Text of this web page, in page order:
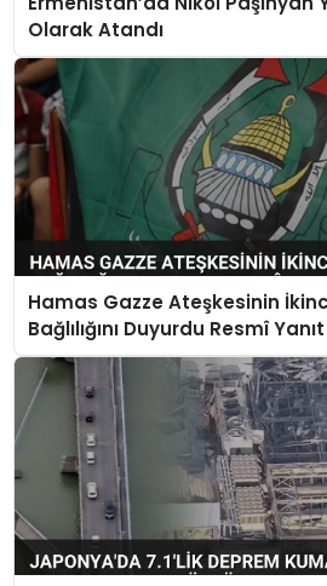
Olarak Atandı
Hamas Gazze Ateşkesinin
Bağlılığını Duyurdu Resmî